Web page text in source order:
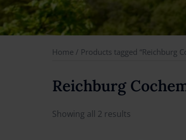
Home / Products tagged “Reichburg
Reichburg
Showing all 2 results